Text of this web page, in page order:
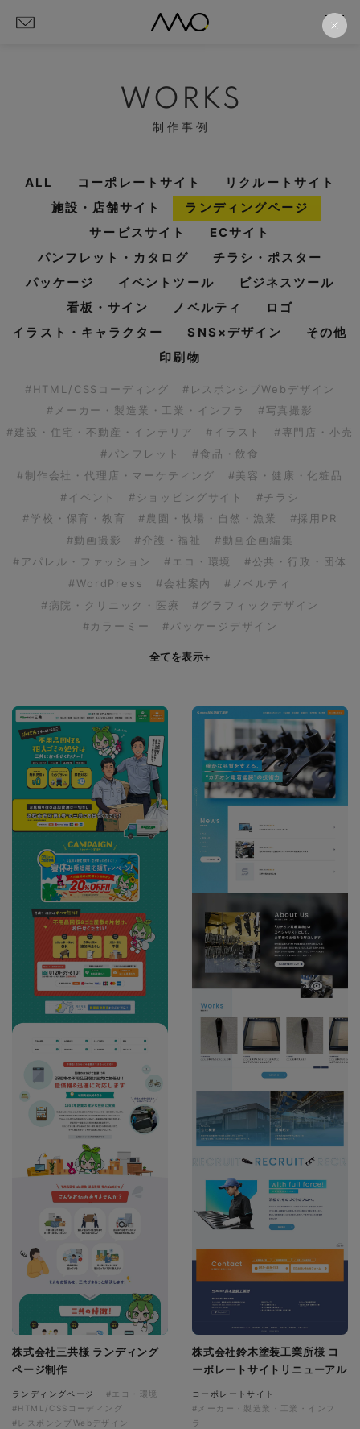
WORKS
制作事例
ALL コーポレートサイト
リクルートサイト
施設・店舗サイト
ランディングページ
サービスサイト
ECサイト
パンフレット・カタログ
チラシ・ポスター
パッケージ
イベントツール
ビジネスツール
看板・サイン
ノベルティ
ロゴ
イラスト・キャラクター
SNS×デザイン
その他
印刷物
#HTML/CSSコーディング
#レスポンシブWebデザイン
#メーカー・製造業・工業・インフラ
#写真撮影
#建設・住宅・不動産・インテリア
#イラスト
#専門店・小売
#パンフレット
#食品・飲食
#制作会社・代理店・マーケティング
#美容・健康・化粧品
#イベント
#ショッピングサイト
#チラシ
#学校・保育・教育
#農園・牧場・自然・漁業
#採用PR
#動画撮影
#介護・福祉
#動画企画編集
#アパレル・ファッション
#エコ・環境
#公共・行政・団体
#WordPress
#会社案内
#ノベルティ
#病院・クリニック・医療
#グラフィックデザイン
#カラーミー
#パッケージデザイン
全てを表示+
株式会社三共様 ランディング
ページ制作
ランディングページ
#エコ・環境
#HTML/CSSコーディング
#レスポンシブWebデザイン
株式会社鈴木塗装工業所様 コ
ーポレートサイトリニューアル
コーポレートサイト
#メーカー・製造業・工業・インフ
ラ